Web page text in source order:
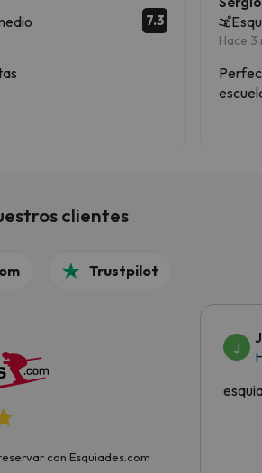
7.3
Hace 3
clientes
Trustpilot
con Esquiades.com
J